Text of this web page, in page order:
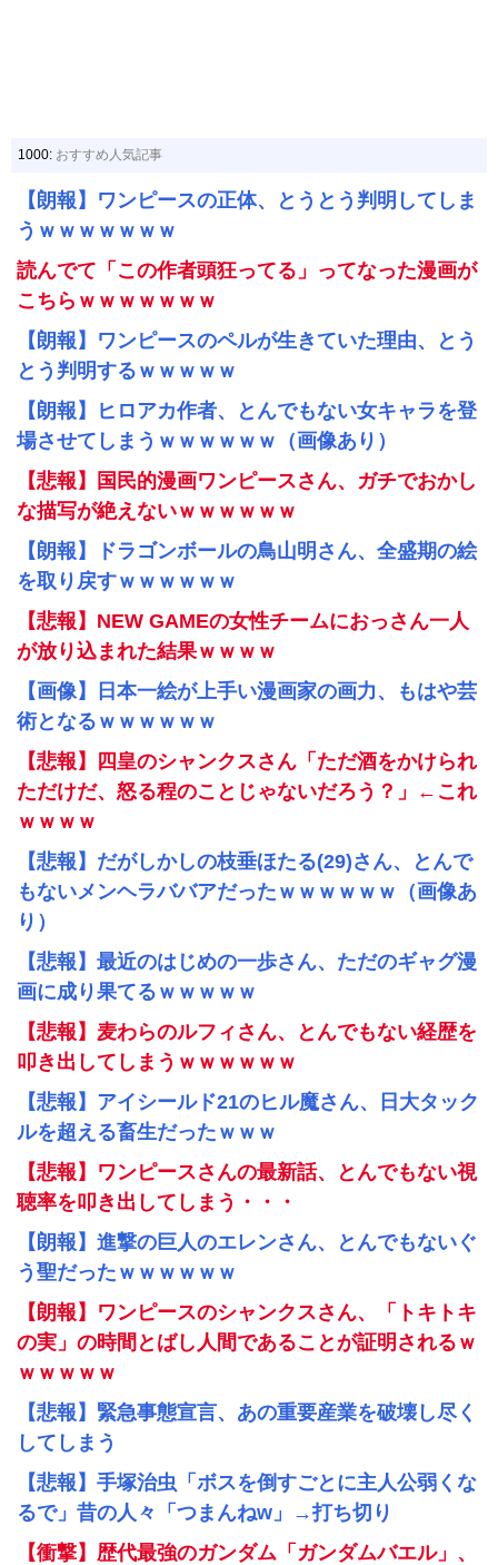
1000: おすすめ人気記事
【朗報】ワンピースの正体、とうとう判明してしま
うｗｗｗｗｗｗｗ
読んでて「この作者頭狂ってる」ってなった漫画が
こちらｗｗｗｗｗｗｗ
【朗報】ワンピースのペルが生きていた理由、とう
とう判明するｗｗｗｗｗ
【朗報】ヒロアカ作者、とんでもない女キャラを登
場させてしまうｗｗｗｗｗｗ（画像あり）
【悲報】国民的漫画ワンピースさん、ガチでおかし
な描写が絶えないｗｗｗｗｗｗ
【朗報】ドラゴンボールの鳥山明さん、全盛期の絵
を取り戻すｗｗｗｗｗｗ
【悲報】NEW GAMEの女性チームにおっさん一人
が放り込まれた結果ｗｗｗｗ
【画像】日本一絵が上手い漫画家の画力、もはや芸
術となるｗｗｗｗｗｗ
【悲報】四皇のシャンクスさん「ただ酒をかけられ
ただけだ、怒る程のことじゃないだろう？」←これ
ｗｗｗｗ
【悲報】だがしかしの枝垂ほたる(29)さん、とんで
もないメンヘラババアだったｗｗｗｗｗｗ（画像あ
り）
【悲報】最近のはじめの一歩さん、ただのギャグ漫
画に成り果てるｗｗｗｗｗ
【悲報】麦わらのルフィさん、とんでもない経歴を
叩き出してしまうｗｗｗｗｗｗ
【悲報】アイシールド21のヒル魔さん、日大タック
ルを超える畜生だったｗｗｗ
【悲報】ワンピースさんの最新話、とんでもない視
聴率を叩き出してしまう・・・
【朗報】進撃の巨人のエレンさん、とんでもないぐ
う聖だったｗｗｗｗｗｗ
【朗報】ワンピースのシャンクスさん、「トキトキ
の実」の時間とばし人間であることが証明されるｗ
ｗｗｗｗｗ
【悲報】緊急事態宣言、あの重要産業を破壊し尽く
してしまう
【悲報】手塚治虫「ボスを倒すごとに主人公弱くな
るで」昔の人々「つまんねw」→打ち切り
【衝撃】歴代最強のガンダム「ガンダムバエル」、